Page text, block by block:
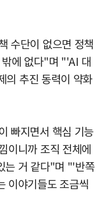
수단이 없으면 정책
에 없다"며 "'AI 대
의 추진 동력이 약화
빠지면서 핵심 기능
이니까 조직 전체에
는 거 같다"며 "'반쪽
이야기들도 조금씩